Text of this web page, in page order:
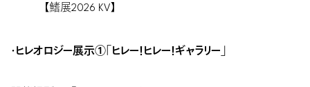
【鰭展2026 KV】
・ヒレオロジー展示①「ヒレー！ヒレー！ギャラリー」